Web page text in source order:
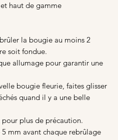
haut de gamme
la bougie au moins 2
soit fondue.
allumage pour garantir une
bougie fleurie, faites glisser
quand il y a une belle
plus de précaution.
5 mm avant chaque rebrûlage